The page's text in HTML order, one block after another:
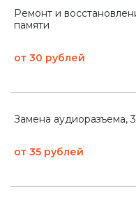
Ремонт и
памяти
от 30 рублей
Замена аудиоразъема,
от 35 рублей